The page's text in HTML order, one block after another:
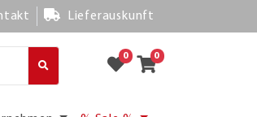
Lieferauskunft
0 0